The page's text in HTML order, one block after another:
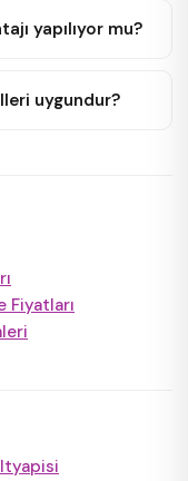
yapılıyor mu?
uygundur?
Fiyatları